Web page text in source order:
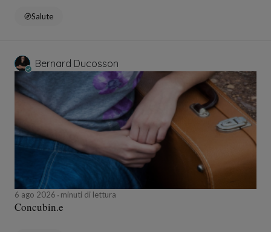
Salute
Bernard Ducosson
6 ago 2026 minuti di lettura
Concubin.e